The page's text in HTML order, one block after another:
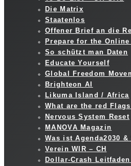
Die Matrix
Staatenlos
Offener Brief an die
Prepare for the
So schützt man Daten
Educate Yourself
Global Freedom
Brighteon AI
Likuma Island / Africa
What are the red
Nervous System Reset
MANOVA Magazin
Was ist Agenda2030 &
Verein WIR – CH
Dollar-Crash Leitfaden